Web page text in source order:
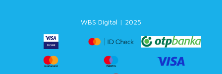
WBS Digital | 2025